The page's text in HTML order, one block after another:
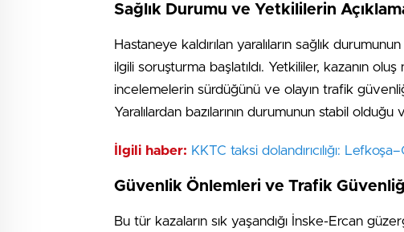
Sağlık Durumu ve Yetkililerin
Hastaneye kaldırılan yaralıların sağlık
ilgili soruşturma başlatıldı. Yetkililer, kazanın
incelemelerin sürdüğünü ve olayın trafik
Yaralılardan bazılarının durumunun stabil
İlgili haber: KKTC taksi dolandırıcılığı:
Güvenlik Önlemleri ve Trafik Güvenliği
Bu tür kazaların sık yaşandığı İnske-Ercan